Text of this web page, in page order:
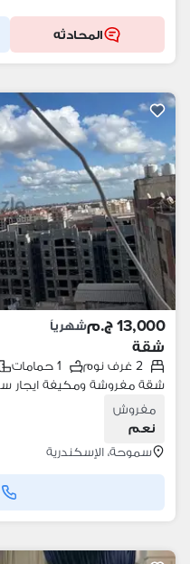
المحادثه
13,000 ج.م شهرياً
شقة
2 غرف نوم 1 حمامات
مفروش
نعم
سموحة، الإسكندرية